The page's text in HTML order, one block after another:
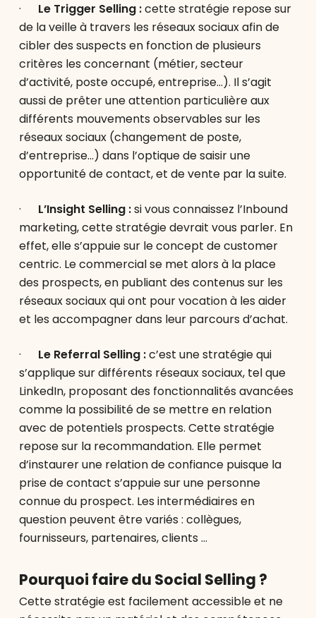
· Le Trigger Selling :cette stratégie repose sur
de la veille à travers les réseaux sociaux afin de
cibler des suspects en fonction de plusieurs
critères les concernant (métier, secteur
d’activité, poste occupé, entreprise…). Il s’agit
aussi de prêter une attention particulière aux
différents mouvements observables sur les
réseaux sociaux (changement de poste,
d’entreprise…) dans l’optique de saisir une
opportunité de contact, et de vente par la suite.
· L’Insight Selling :si vous connaissez l’Inbound
marketing, cette stratégie devrait vous parler. En
effet, elle s’appuie sur le concept de customer
centric. Le commercial se met alors à la place
des prospects, en publiant des contenus sur les
réseaux sociaux qui ont pour vocation à les aider
et les accompagner dans leur parcours d’achat.
· Le Referral Selling :c’est une stratégie qui
s’applique sur différents réseaux sociaux, tel que
LinkedIn, proposant des fonctionnalités avancées
comme la possibilité de se mettre en relation
avec de potentiels prospects. Cette stratégie
repose sur la recommandation. Elle permet
d’instaurer une relation de confiance puisque la
prise de contact s’appuie sur une personne
connue du prospect. Les intermédiaires en
question peuvent être variés : collègues,
fournisseurs, partenaires, clients …
Pourquoi faire du Social Selling ?
Cette stratégie est facilement accessible et ne